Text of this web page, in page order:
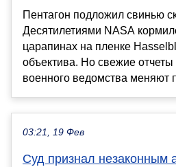
Пентагон подложил свинью
Десятилетиями NASA
царапинах на пленке
объектива. Но свежие отчеты
военного ведомства меняют
03:21, 19 Фев
Суд признал незаконным